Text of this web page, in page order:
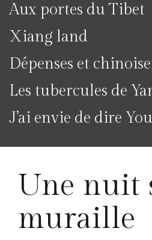
Aux portes du Tibet
Xiang land
Dépenses et
Les tubercules de
J’ai envie de dire
Une nuit
muraille